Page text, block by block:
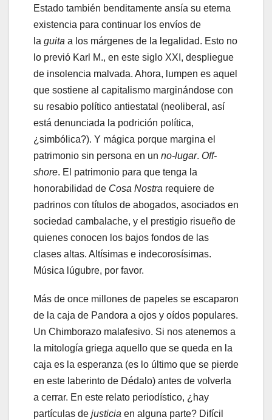
Estado también benditamente ansía su eterna
existencia para continuar los envíos de
la guita a los márgenes de la legalidad. Esto no
lo previó Karl M., en este siglo XXI, despliegue
de insolencia malvada. Ahora, lumpen es aquel
que sostiene al capitalismo marginándose con
su resabio político antiestatal (neoliberal, así
está denunciada la podrición política,
¿simbólica?). Y mágica porque margina el
patrimonio sin persona en un no-lugar. Off-
shore. El patrimonio para que tenga la
honorabilidad de Cosa Nostra requiere de
padrinos con títulos de abogados, asociados en
sociedad cambalache, y el prestigio risueño de
quienes conocen los bajos fondos de las
clases altas. Altísimas e indecorosísimas.
Música lúgubre, por favor.
Más de once millones de papeles se escaparon
de la caja de Pandora a ojos y oídos populares.
Un Chimborazo malafesivo. Si nos atenemos a
la mitología griega aquello que se queda en la
caja es la esperanza (es lo último que se pierde
en este laberinto de Dédalo) antes de volverla
a cerrar. En este relato periodístico, ¿hay
partículas de justicia en alguna parte? Difícil